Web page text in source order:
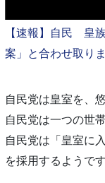
【速報】自民 皇
案」と合わせ取り
自民党は皇室を、
自民党は一つの世
自民党は「皇室に
を採用するようです